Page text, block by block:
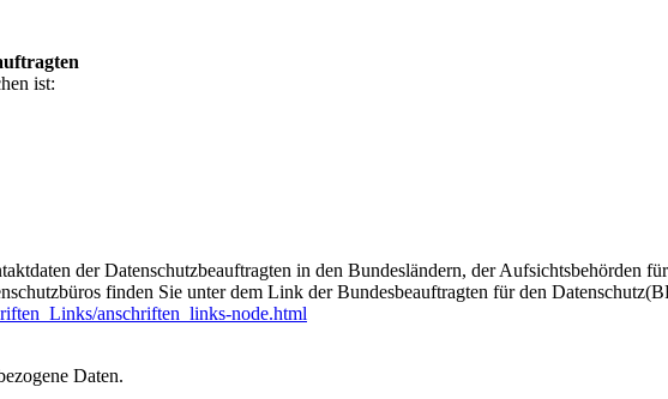
ist:
der Datenschutzbeauftragten in den Bundesländern, der Aufsichtsbehörden
finden Sie unter dem Link der Bundesbeauftragten für den
anschriften_links-node.html
Daten.